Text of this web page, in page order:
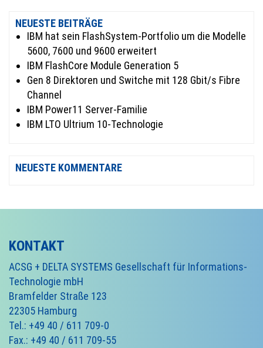
NEUESTE BEITRÄGE
IBM hat sein FlashSystem-Portfolio um die Modelle
5600, 7600 und 9600 erweitert
IBM FlashCore Module Generation 5
Gen 8 Direktoren und Switche mit 128 Gbit/s Fibre
Channel
IBM Power11 Server-Familie
IBM LTO Ultrium 10-Technologie
NEUESTE KOMMENTARE
KONTAKT
ACSG + DELTA SYSTEMS Gesellschaft für Informations-
Technologie mbH
Bramfelder Straße 123
22305 Hamburg
Tel.: +49 40 / 611 709-0
Fax.: +49 40 / 611 709-55